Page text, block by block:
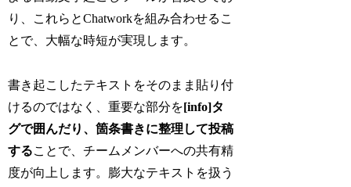
り、これらとChatworkを組み合わせるこ
とで、大幅な時短が実現します。
書き起こしたテキストをそのまま貼り付
けるのではなく、重要な部分を[info]タ
グで囲んだり、箇条書きに整理して投稿
することで、チームメンバーへの共有精
度が向上します。膨大なテキストを扱う